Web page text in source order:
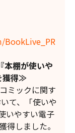
『本棚が使いや
獲得≫
ミックに関す
て、「使いや
いやすい電子
得しました。